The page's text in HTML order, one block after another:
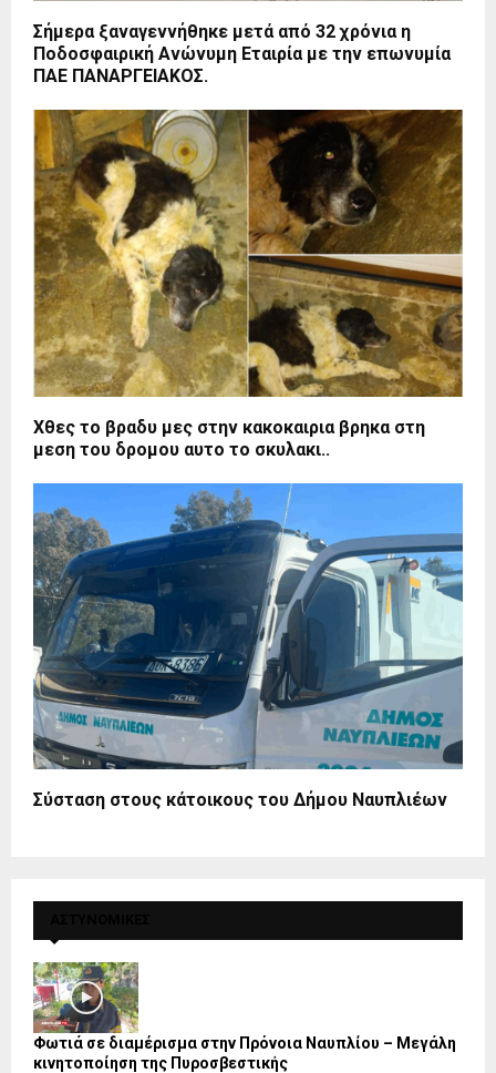
Σήμερα ξαναγεννήθηκε μετά από 32 χρόνια η
Ποδοσφαιρική Ανώνυμη Εταιρία με την επωνυμία
ΠΑΕ ΠΑΝΑΡΓΕΙΑΚΟΣ.
Χθες το βραδυ μες στην κακοκαιρια βρηκα στη
μεση του δρομου αυτο το σκυλακι..
Σύσταση στους κάτοικους του Δήμου Ναυπλιέων
Φωτιά σε διαμέρισμα στην Πρόνοια Ναυπλίου – Μεγάλη
κινητοποίηση της Πυροσβεστικής